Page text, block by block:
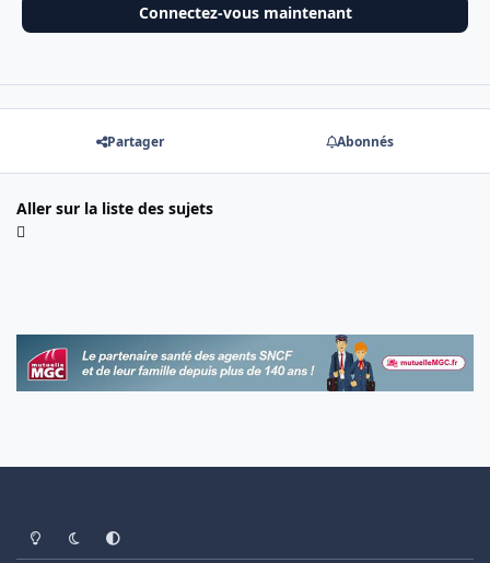
Connectez-vous maintenant
Partager Abonnés
Aller sur la liste des sujets
Light ModeDark ModeSystem Preference